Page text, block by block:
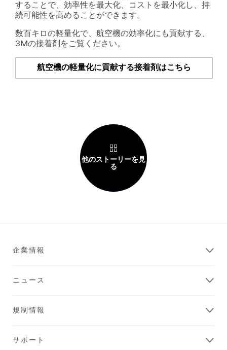
することで、効率性を最大化、コストを最小化し、持
続可能性を高めることができます。
数百キロの軽量化で、航空機の効率化にも貢献する、
3Mの接着剤をご覧ください。
航空機の軽量化に貢献する接着剤はこちら
他のストーリーを見
る
企業情報
ニュース
規制情報
サポート